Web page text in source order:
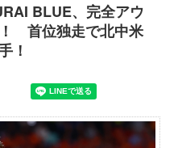
BLUE、完全アウ
首位独走で北中米
！